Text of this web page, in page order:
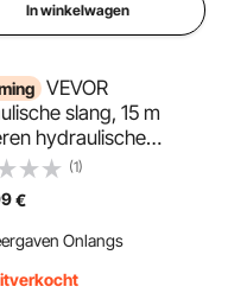
In winkelwagen
VEVOR
slang, 15 m
hydraulische
met 2 zeer sterke
1/2
5000
-40
(1)
€
Onlangs